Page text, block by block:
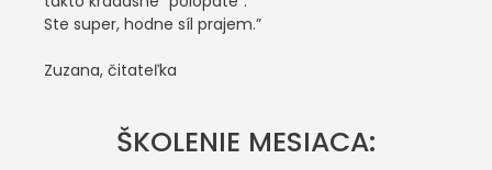
Ste super, hodne síl prajem.”
Zuzana, čitateľka
ŠKOLENIE MESIACA: